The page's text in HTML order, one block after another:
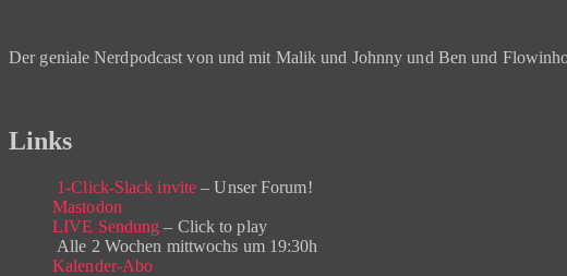
Der geniale Nerdpodcast von und mit Malik und Johnny und Ben und
Links
1-Click-Slack invite – Unser Forum!
Mastodon
LIVE Sendung – Click to play
Alle 2 Wochen mittwochs um 19:30h
Kalender-Abo